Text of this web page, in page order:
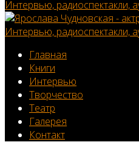
Главная
Книги
Интервью
Творчество
Театр
Галерея
Контакт